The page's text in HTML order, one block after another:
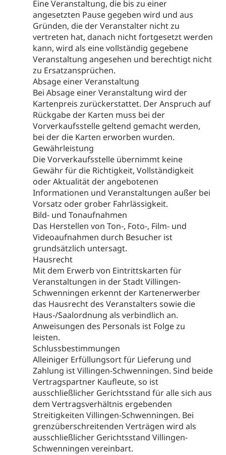
Eine Veranstaltung, die bis zu einer
angesetzten Pause gegeben wird und aus
Gründen, die der Veranstalter nicht zu
vertreten hat, danach nicht fortgesetzt werden
kann, wird als eine vollständig gegebene
Veranstaltung angesehen und berechtigt nicht
zu Ersatzansprüchen.
Absage einer Veranstaltung
Bei Absage einer Veranstaltung wird der
Kartenpreis zurückerstattet. Der Anspruch auf
Rückgabe der Karten muss bei der
Vorverkaufsstelle geltend gemacht werden,
bei der die Karten erworben wurden.
Gewährleistung
Die Vorverkaufsstelle übernimmt keine
Gewähr für die Richtigkeit, Vollständigkeit
oder Aktualität der angebotenen
Informationen und Veranstaltungen außer bei
Vorsatz oder grober Fahrlässigkeit.
Bild- und Tonaufnahmen
Das Herstellen von Ton-, Foto-, Film- und
Videoaufnahmen durch Besucher ist
grundsätzlich untersagt.
Hausrecht
Mit dem Erwerb von Eintrittskarten für
Veranstaltungen in der Stadt Villingen-
Schwenningen erkennt der Kartenerwerber
das Hausrecht des Veranstalters sowie die
Haus-/Saalordnung als verbindlich an.
Anweisungen des Personals ist Folge zu
leisten.
Schlussbestimmungen
Alleiniger Erfüllungsort für Lieferung und
Zahlung ist Villingen-Schwenningen. Sind beide
Vertragspartner Kaufleute, so ist
ausschließlicher Gerichtsstand für alle sich aus
dem Vertragsverhältnis ergebenden
Streitigkeiten Villingen-Schwenningen. Bei
grenzüberschreitenden Verträgen wird als
ausschließlicher Gerichtsstand Villingen-
Schwenningen vereinbart.